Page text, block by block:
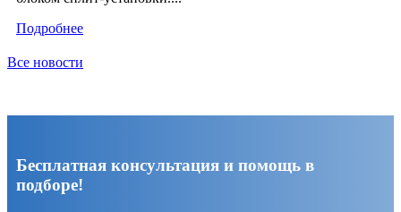
Подробнее
Все новости
Бесплатная консультация и помощь в
подборе!